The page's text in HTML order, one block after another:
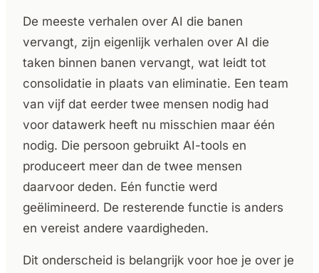
De meeste verhalen over AI die banen
vervangt, zijn eigenlijk verhalen over AI die
taken binnen banen vervangt, wat leidt tot
consolidatie in plaats van eliminatie. Een team
van vijf dat eerder twee mensen nodig had
voor datawerk heeft nu misschien maar één
nodig. Die persoon gebruikt AI-tools en
produceert meer dan de twee mensen
daarvoor deden. Eén functie werd
geëlimineerd. De resterende functie is anders
en vereist andere vaardigheden.
Dit onderscheid is belangrijk voor hoe je over je